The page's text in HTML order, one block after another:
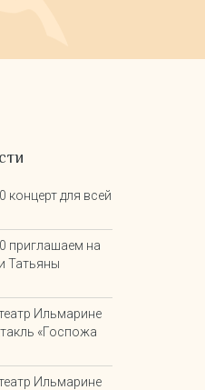
концерт для всей
приглашаем на
Татьяны
Ильмарине
«Госпожа
Ильмарине